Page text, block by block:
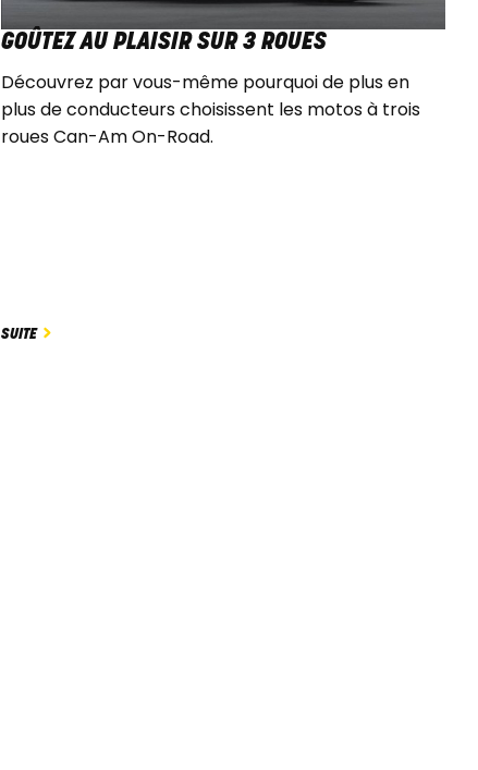
GOÛTEZ AU PLAISIR SUR 3 ROUES
Découvrez par vous-même pourquoi de plus en
plus de conducteurs choisissent les motos à trois
roues Can-Am On-Road.
SUITE